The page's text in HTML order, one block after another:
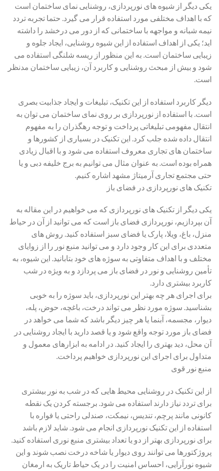
یکی دیگر از شیوه های نورپردازی، روشنایی نمای ساختمان است
که با اهداف مختلفی مورد استفاده قرار می گیرد. حتما تجربه تردد
نیمه شبانه و مواجهه با ساختمانی که از دور می درخشد را داشته
اید؛ یکی از اهداف استفاده از این شیوه روشنایی، ایجاد جلوه و
زیبایی ساختمان است. به این منظور از ریسه شلنگی استفاده می
شود و بیش از مبحث روشنایی و کاربرد آن، زیبایی ساختمان مدنظر
است.
دیگر کاربرد استفاده از این تکنیک، تبلیغات و ایجاد جذابیت بصری
است. با استفاده از نورپردازی بر روی نمای ساختمان می توان به
انتقال مفهومی تبلیغاتی پرداخت و توجه رهگذران را به مفهوم
انتقال داده شده جلب کرد. این تکنیک در بسیاری از کشورها و
ساختمان های تجاری معروف استفاده می شود و با اقبال زیادی
همراه بوده است. به عنوان مثال می توانیم به برج خلیفه دبی و یا
حتی مجتمع تجاری آرمیتاژ مشهد اشاره کنیم.
تکنیک های نورپردازی در فضای باز
یکی دیگر از تکنیک های نورپردازی که می خواهیم در این مقاله به
آن بپردازیم، نورپردازی فضای باز است که می توانید از آن در حیاط
منزل، باغ، ویلا، پارک یا فضای سبز استفاده کنید. روش های
متعددی برای این کار وجود دارد و می توانید منبع نور را از زوایای
مختلف و با اهداف متفاوتی به سوژه های خود بتابانید. این شیوه، به
تأمین روشنایی و نور در فضای باز می پردازد و به ویژه در شب
کاربرد بیشتری دارد.
برای اجرای هر چه بهتر این نورپردازی، باید سوژه را به خوبی
بشناسید. سوژه مورد نظر می تواند درخت، باغچه، حوض، پله،
دیوار، مجسمه، آبنما یا هر چیز دیگر باشد که شما می خواهد در
فضای باز مورد توجه واقع شود و یا قصد دارید با ایجاد روشنایی در
آن محل، دید بهتری را ایجاد کنید. در ادامه به ابزارهای معمول و
متداول برای اجرای این نورپردازی خواهیم پرداخت.
منبع نور قوی
از این تکنیک در روشنایی محیط هایی که در شب به نور بیشتری
برای تردد نیاز دارند استفاده می شود. برجسته کردن یک نقطه
کانونی مانند پرچم، تندیس، نیمکت، صندلی راحتی یا فواره با
استفاده از این تکنیک نورپردازی انجام می‌ شود. شاید لازم باشد
برای نورپردازی بهتر از دو یا تعداد بیشتری منبع نوری استفاده کنید.
پروژکتورها می ‌توانند روی دیوار یا شاخه درخت نصب شوند و این
شیوه نورآرایی، احساس امنیت را در یک حیاط تاریک به ارمغان